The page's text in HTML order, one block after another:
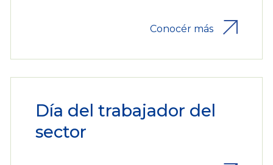
Conocér más
Día del trabajador del
sector